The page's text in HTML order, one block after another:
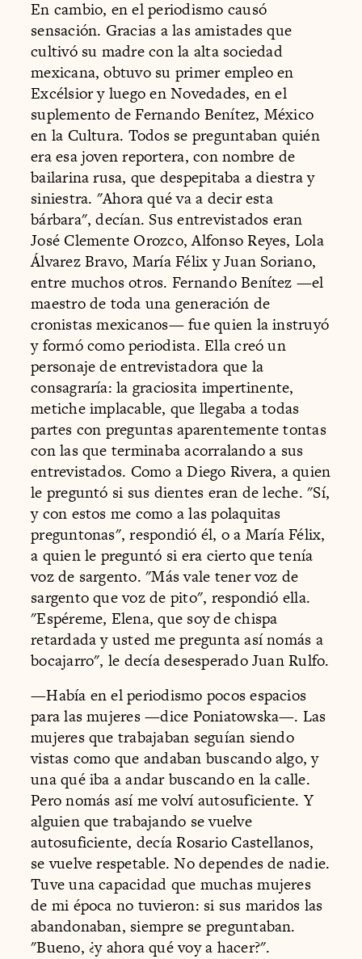
En cambio, en el periodismo causó
sensación. Gracias a las amistades que
cultivó su madre con la alta sociedad
mexicana, obtuvo su primer empleo en
Excélsior y luego en Novedades, en el
suplemento de Fernando Benítez, México
en la Cultura. Todos se preguntaban quién
era esa joven reportera, con nombre de
bailarina rusa, que despepitaba a diestra y
siniestra. "Ahora qué va a decir esta
bárbara", decían. Sus entrevistados eran
José Clemente Orozco, Alfonso Reyes, Lola
Álvarez Bravo, María Félix y Juan Soriano,
entre muchos otros. Fernando Benítez —el
maestro de toda una generación de
cronistas mexicanos— fue quien la instruyó
y formó como periodista. Ella creó un
personaje de entrevistadora que la
consagraría: la graciosita impertinente,
metiche implacable, que llegaba a todas
partes con preguntas aparentemente tontas
con las que terminaba acorralando a sus
entrevistados. Como a Diego Rivera, a quien
le preguntó si sus dientes eran de leche. "Sí,
y con estos me como a las polaquitas
preguntonas", respondió él, o a María Félix,
a quien le preguntó si era cierto que tenía
voz de sargento. "Más vale tener voz de
sargento que voz de pito", respondió ella.
"Espéreme, Elena, que soy de chispa
retardada y usted me pregunta así nomás a
bocajarro", le decía desesperado Juan Rulfo.
—Había en el periodismo pocos espacios
para las mujeres —dice Poniatowska—. Las
mujeres que trabajaban seguían siendo
vistas como que andaban buscando algo, y
una qué iba a andar buscando en la calle.
Pero nomás así me volví autosuficiente. Y
alguien que trabajando se vuelve
autosuficiente, decía Rosario Castellanos,
se vuelve respetable. No dependes de nadie.
Tuve una capacidad que muchas mujeres
de mi época no tuvieron: si sus maridos las
abandonaban, siempre se preguntaban.
"Bueno, ¿y ahora qué voy a hacer?".